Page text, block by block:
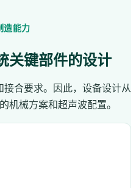
造能力
关键部件的设计
合要求。因此，设备设计从
机械方案和超声波配置。